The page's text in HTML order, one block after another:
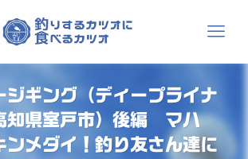
ジギング（ディープライナ
知県室戸市）後編 マハ
ンメダイ！釣り友さん達に